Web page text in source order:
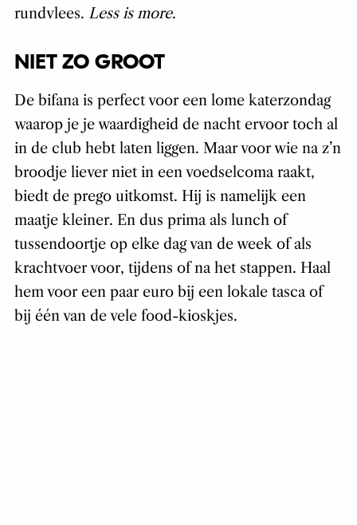
rundvlees. Less is more.
NIET ZO GROOT
De bifana is perfect voor een lome katerzondag
waarop je je waardigheid de nacht ervoor toch al
in de club hebt laten liggen. Maar voor wie na z’n
broodje liever niet in een voedselcoma raakt,
biedt de prego uitkomst. Hij is namelijk een
maatje kleiner. En dus prima als lunch of
tussendoortje op elke dag van de week of als
krachtvoer voor, tijdens of na het stappen. Haal
hem voor een paar euro bij een lokale tasca of
bij één van de vele food-kioskjes.